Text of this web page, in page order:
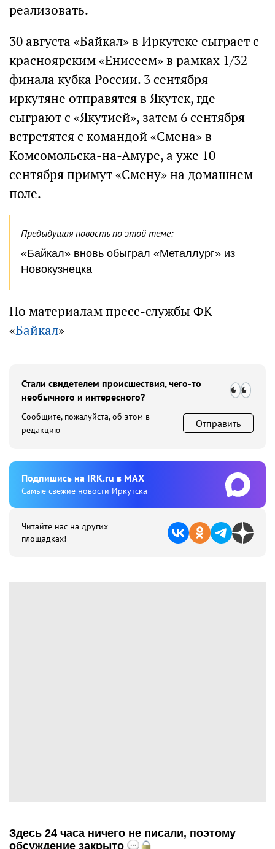
реализовать.
30 августа «Байкал» в Иркутске сыграет с
красноярским «Енисеем» в рамках 1/32
финала кубка России. 3 сентября
иркутяне отправятся в Якутск, где
сыграют с «Якутией», затем 6 сентября
встретятся с командой «Смена» в
Комсомольска-на-Амуре, а уже 10
сентября примут «Смену» на домашнем
поле.
Предыдущая новость по этой теме:
«Байкал» вновь обыграл «Металлург» из
Новокузнецка
По материалам пресс-службы ФК
«Байкал»
Стали свидетелем происшествия, чего-то
необычного и интересного?
Сообщите, пожалуйста, об этом в
редакцию
Отправить
Подпишиcь на IRK.ru в MAX
Cамые свежие новости Иркутска
Читайте нас на других
площадках!
Здесь 24 часа ничего не писали, поэтому
обсуждение закрыто